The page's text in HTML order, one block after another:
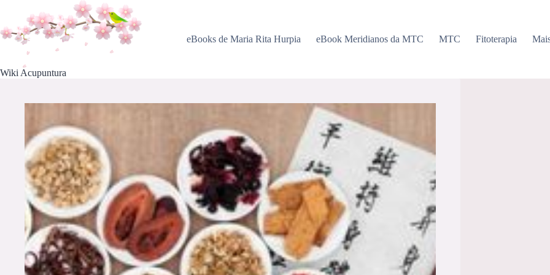
o
conteúdo
Wiki Acupuntura
eBooks de Maria Rita Hurpia eBook Meridianos da MTC MTC Fitoterapia